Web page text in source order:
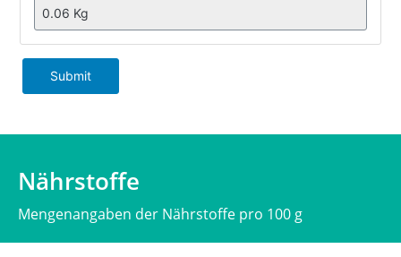
Submit
Nährstoffe
Mengenangaben der Nährstoffe pro 100 g